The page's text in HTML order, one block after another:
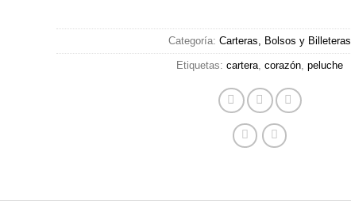
Categoría: Carteras, Bolsos y Billeteras
Etiquetas: cartera, corazón, peluche